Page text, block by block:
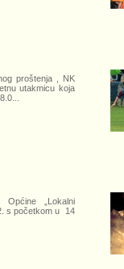
proštenja , NK
utakmicu koja
...
Općine „Lokalni
s početkom u 14